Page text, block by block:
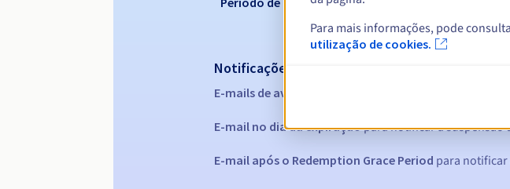
Notificações automáticas:
E-mails de aviso:
E-mail no dia da expiraçãopara notificar a suspensão
E-mail após o Redemption Grace Period para
Para mais informações, pode
utilização de cookies.